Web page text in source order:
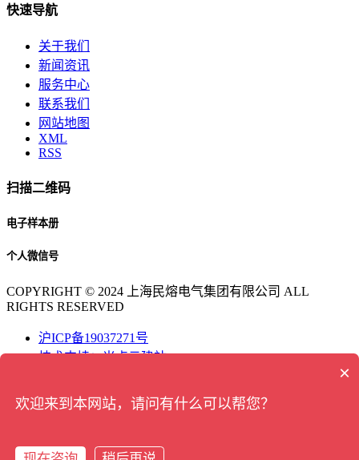
快速导航
关于我们
新闻资讯
服务中心
联系我们
网站地图
XML
RSS
扫描二维码
电子样本册
个人微信号
COPYRIGHT © 2024 上海民熔电气集团有限公司 ALL
RIGHTS RESERVED
沪ICP备19037271号
技术支持：米点云建站
微信咨询
×
欢迎来到本网站，请问有什么可以帮您？